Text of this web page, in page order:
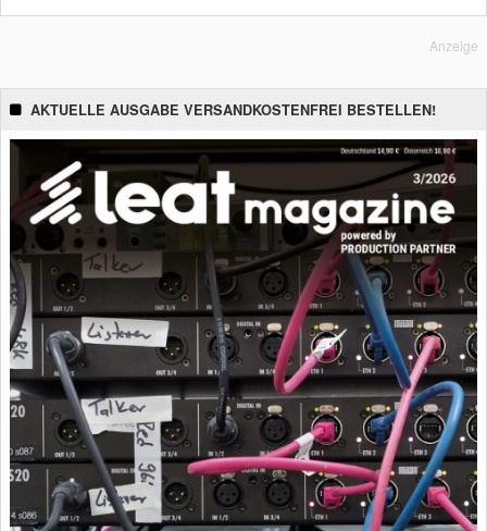
Anzeige
AKTUELLE AUSGABE VERSANDKOSTENFREI BESTELLEN!